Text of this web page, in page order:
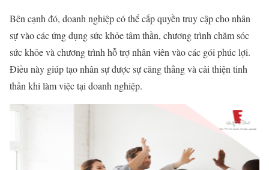
Bên cạnh đó, doanh nghiệp có thể cấp quyền truy cập cho nhân
sự vào các ứng dụng sức khỏe tâm thần, chương trình chăm sóc
sức khỏe và chương trình hỗ trợ nhân viên vào các gói phúc lợi.
Điều này giúp tạo nhân sự được sự căng thẳng và cải thiện tinh
thần khi làm việc tại doanh nghiệp.